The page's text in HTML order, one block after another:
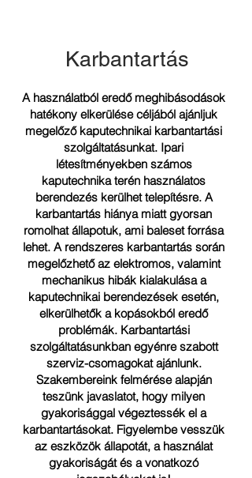
Karbantartás
A használatból eredő meghibásodások
hatékony elkerülése céljából ajánljuk
megelőző kaputechnikai karbantartási
szolgáltatásunkat. Ipari
létesítményekben számos
kaputechnika terén használatos
berendezés kerülhet telepítésre. A
karbantartás hiánya miatt gyorsan
romolhat állapotuk, ami baleset forrása
lehet. A rendszeres karbantartás során
megelőzhető az elektromos, valamint
mechanikus hibák kialakulása a
kaputechnikai berendezések esetén,
elkerülhetők a kopásokból eredő
problémák. Karbantartási
szolgáltatásunkban egyénre szabott
szerviz-csomagokat ajánlunk.
Szakembereink felmérése alapján
teszünk javaslatot, hogy milyen
gyakorisággal végeztessék el a
karbantartásokat. Figyelembe vesszük
az eszközök állapotát, a használat
gyakoriságát és a vonatkozó